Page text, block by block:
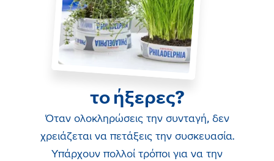
το ήξερες?
Όταν ολοκληρώσεις την συνταγή, δεν
χρειάζεται να πετάξεις την συσκευασία.
Υπάρχουν πολλοί τρόποι για να την